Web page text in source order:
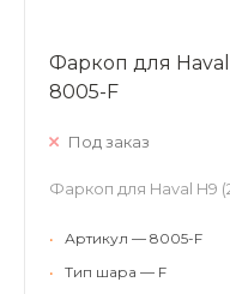
Фаркоп для Haval
8005-F
Под заказ
Фаркоп для Haval H9
•
Артикул — 8005-F
•
Тип шара — F